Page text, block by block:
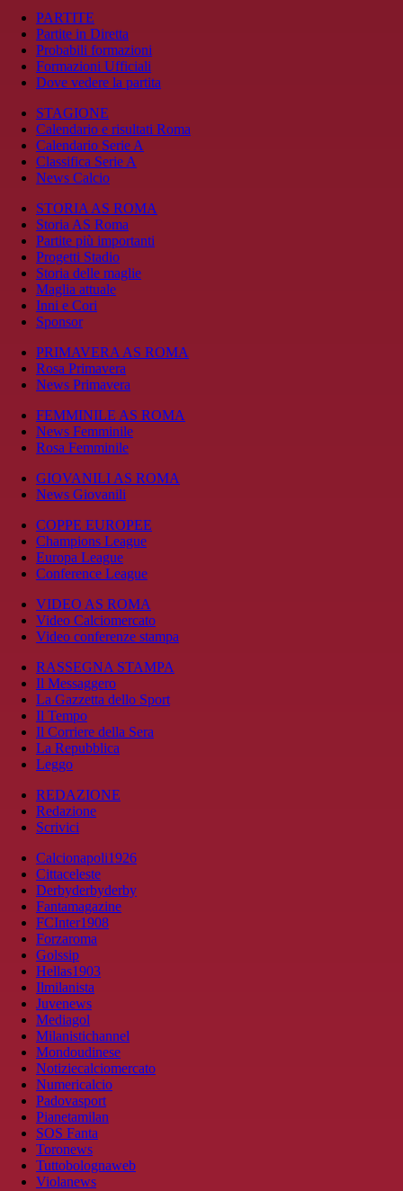
PARTITE
Partite in Diretta
Probabili formazioni
Formazioni Ufficiali
Dove vedere la partita
STAGIONE
Calendario e risultati Roma
Calendario Serie A
Classifica Serie A
News Calcio
STORIA AS ROMA
Storia AS Roma
Partite più importanti
Progetti Stadio
Storia delle maglie
Maglia attuale
Inni e Cori
Sponsor
PRIMAVERA AS ROMA
Rosa Primavera
News Primavera
FEMMINILE AS ROMA
News Femminile
Rosa Femminile
GIOVANILI AS ROMA
News Giovanili
COPPE EUROPEE
Champions League
Europa League
Conference League
VIDEO AS ROMA
Video Calciomercato
Video conferenze stampa
RASSEGNA STAMPA
Il Messaggero
La Gazzetta dello Sport
Il Tempo
Il Corriere della Sera
La Repubblica
Leggo
REDAZIONE
Redazione
Scrivici
Calcionapoli1926
Cittaceleste
Derbyderbyderby
Fantamagazine
FCInter1908
Forzaroma
Golssip
Hellas1903
Ilmilanista
Juvenews
Mediagol
Milanistichannel
Mondoudinese
Notiziecalciomercato
Numericalcio
Padovasport
Pianetamilan
SOS Fanta
Toronews
Tuttobolognaweb
Violanews